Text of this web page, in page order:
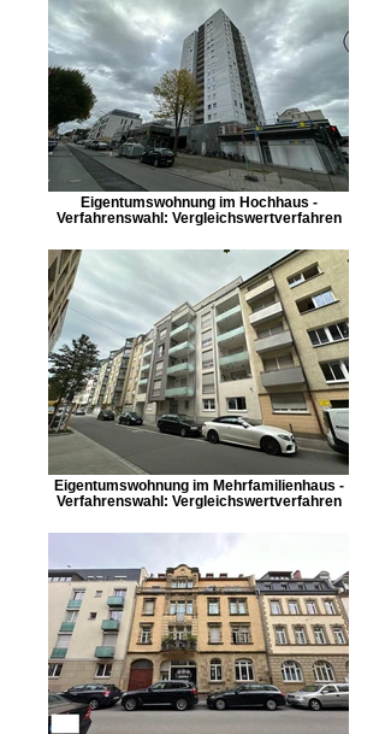
Eigentumswohnung im Hochhaus -
Verfahrenswahl: Vergleichswertverfahren
Eigentumswohnung im Mehrfamilienhaus -
Verfahrenswahl: Vergleichswertverfahren